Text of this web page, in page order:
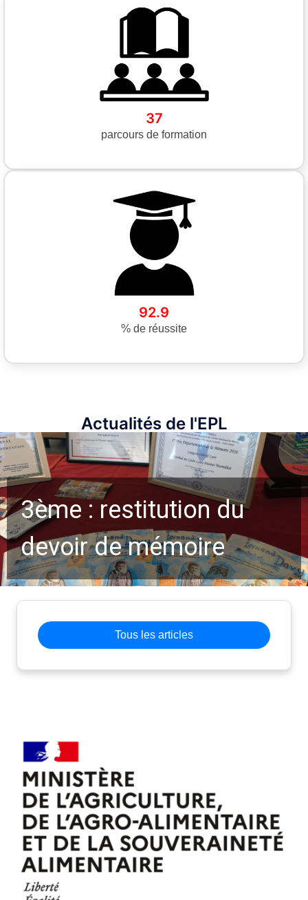
37
parcours de formation
92.9
% de réussite
Actualités de l'EPL
3ème : restitution du
devoir de mémoire
Tous les articles